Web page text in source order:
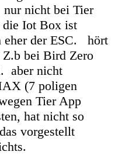
nicht bei Tier
die Iot Box ist
eher der ESC. hört
Z.b bei Bird Zero
aber nicht
(7 poligen
Tier App
hat nicht so
vorgestellt